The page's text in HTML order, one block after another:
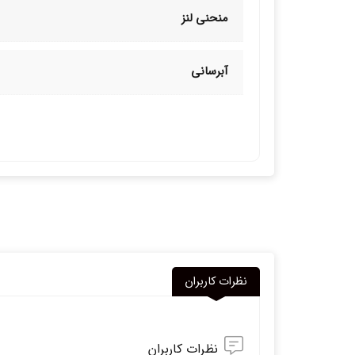
منحنی لنز
آبرسانی
نظرات کاربران
نظرات کاربران